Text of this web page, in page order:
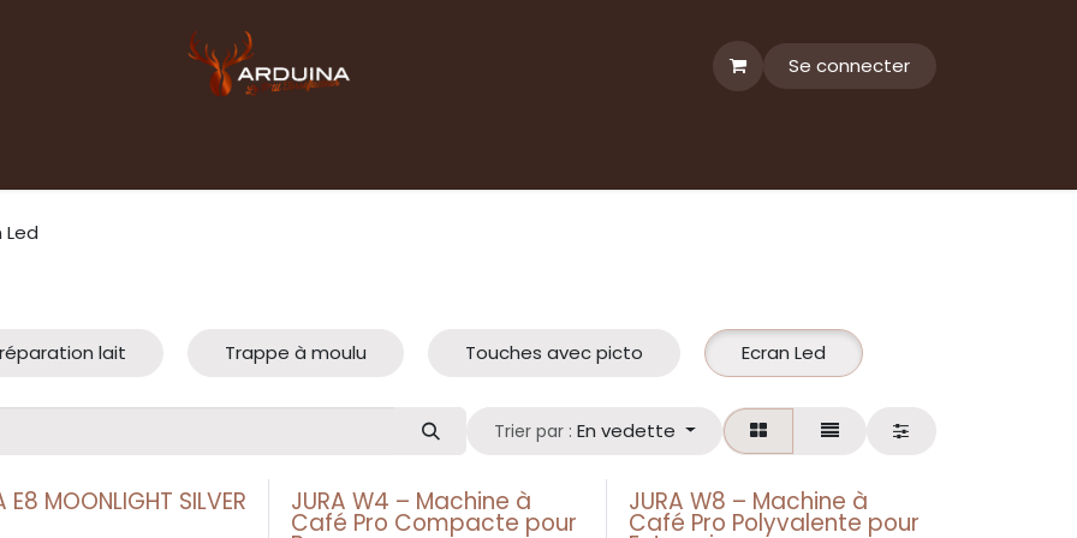
Se connecter
Led
lait Trappe à moulu Touches avec picto Ecran Led
Trier par : En vedette
E8 MOONLIGHT SILVER JURA W4 – Machine à
Café Pro Compacte pour
JURA W8 – Machine à
Café Pro Polyvalente pour